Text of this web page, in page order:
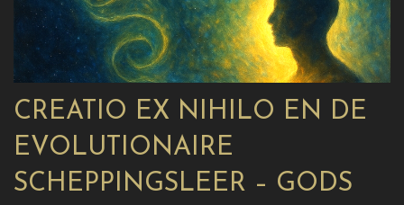
CREATIO EX NIHILO EN DE
EVOLUTIONAIRE
SCHEPPINGSLEER – GODS